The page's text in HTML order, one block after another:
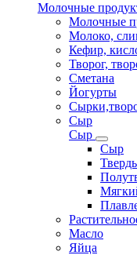
Молочные
Молочные
Молоко,
Кефир,
Творог,
Сметана
Йогурты
Сыр
Сыр
Сыр
Масло
Яйца